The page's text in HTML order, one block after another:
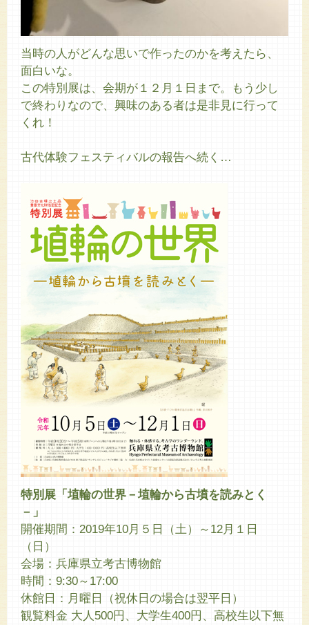
当時の人がどんな思いで作ったのかを考えたら、
面白いな。
この特別展は、会期が１２月１日まで。もう少し
で終わりなので、興味のある者は是非見に行って
くれ！
古代体験フェスティバルの報告へ続く…
特別展「埴輪の世界－埴輪から古墳を読みとく
－」
開催期間：2019年10月５日（土）～12月１日
（日）
会場：兵庫県立考古博物館
時間：9:30～17:00
休館日：月曜日（祝休日の場合は翌平日）
観覧料金 大人500円、大学生400円、高校生以下無